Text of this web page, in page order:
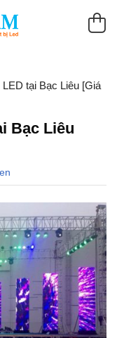
tại Bạc Liêu [Giá
Bạc Liêu